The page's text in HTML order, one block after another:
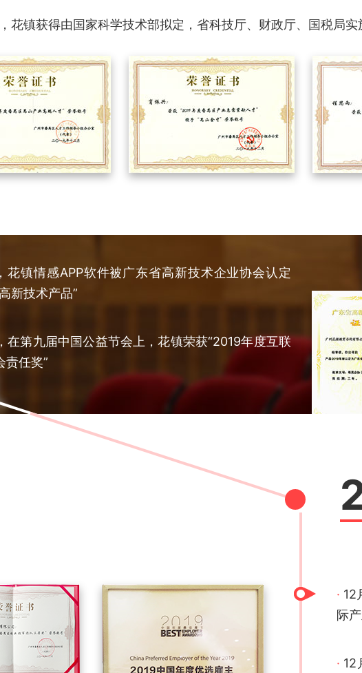
花镇获得由国家科学技术部拟定，省科技厅、财政厅、国税局
花镇情感APP软件被广东省高新技术企业协会认定
新技术产品”
在第九届中国公益节会上，花镇荣获“2019年度互联
责任奖”
· 12
际
· 12